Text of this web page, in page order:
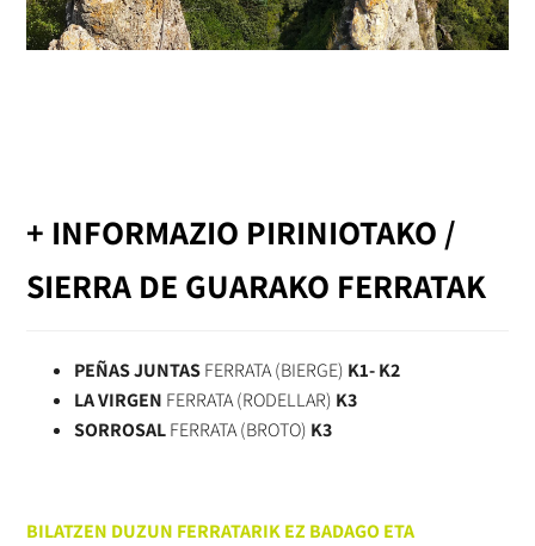
+ INFORMAZIO PIRINIOTAKO /
SIERRA DE GUARAKO FERRATAK
PEÑAS JUNTASFERRATA (BIERGE) K1- K2
LA VIRGEN FERRATA (RODELLAR) K3
SORROSALFERRATA (BROTO) K3
BILATZEN DUZUN FERRATARIK EZ BADAGO ETA